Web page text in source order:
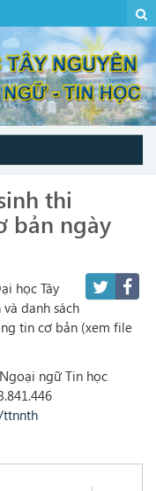
thi
bản ngày
học Tây
danh sách
tin cơ bản (xem file
ngữ Tin học
ttnnth